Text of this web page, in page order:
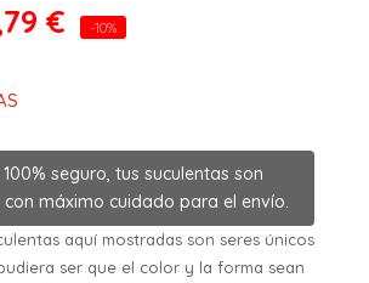
€ -10%
seguro, tus suculentas son
máximo cuidado para el envío.
aquí mostradas son seres únicos
ser que el color y la forma sean